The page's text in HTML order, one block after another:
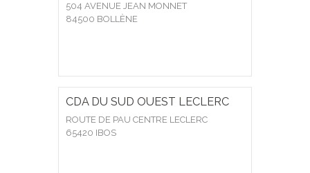
504 AVENUE JEAN MONNET
84500 BOLLÈNE
CDA DU SUD OUEST LECLERC
ROUTE DE PAU CENTRE LECLERC
65420 IBOS